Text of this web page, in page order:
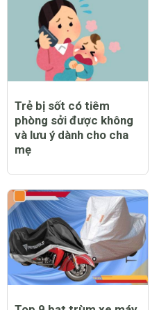
Trẻ bị sốt có tiêm
phòng sởi được không
và lưu ý dành cho cha
mẹ